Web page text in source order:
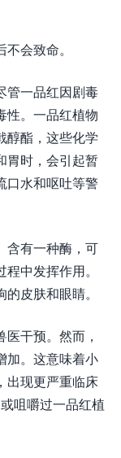
会致命。
管一品红因剧毒
性。一品红植物
醇酯，这些化学
胃时，会引起暂
口水和呕吐等警
含有一种酶，可
中发挥作用。
皮肤和眼睛。
干预。然而，
加。这意味着小
出现更严重临床
咀嚼过一品红植